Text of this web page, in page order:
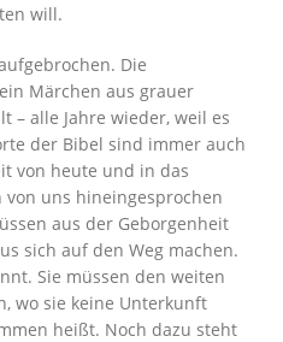
will.
Die
Märchen aus grauer
– alle Jahre wieder, weil es
der Bibel sind immer auch
von heute und in das
von uns hineingesprochen
aus der Geborgenheit
sich auf den Weg machen.
Sie müssen den weiten
wo sie keine Unterkunft
heißt. Noch dazu steht